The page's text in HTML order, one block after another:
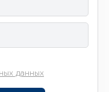
данных